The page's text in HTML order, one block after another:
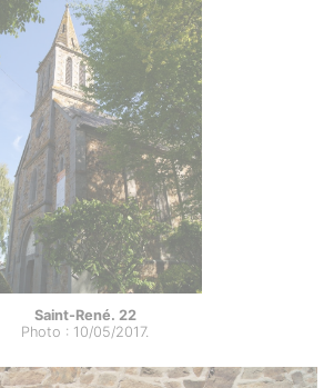
Saint-René. 22
Photo : 10/05/2017.